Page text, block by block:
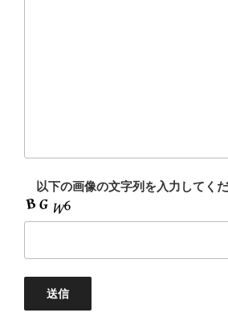
以下の画像の文字列を入力してく